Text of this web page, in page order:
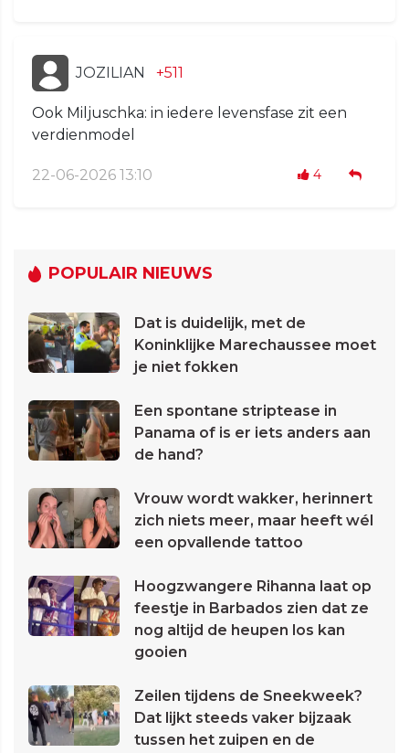
JOZILIAN +511
Ook Miljuschka: in iedere levensfase zit een
verdienmodel
22-06-2026 13:10 4
POPULAIR NIEUWS
Dat is duidelijk, met de
Koninklijke Marechaussee moet
je niet fokken
Een spontane striptease in
Panama of is er iets anders aan
de hand?
Vrouw wordt wakker, herinnert
zich niets meer, maar heeft wél
een opvallende tattoo
Hoogzwangere Rihanna laat op
feestje in Barbados zien dat ze
nog altijd de heupen los kan
gooien
Zeilen tijdens de Sneekweek?
Dat lijkt steeds vaker bijzaak
tussen het zuipen en de